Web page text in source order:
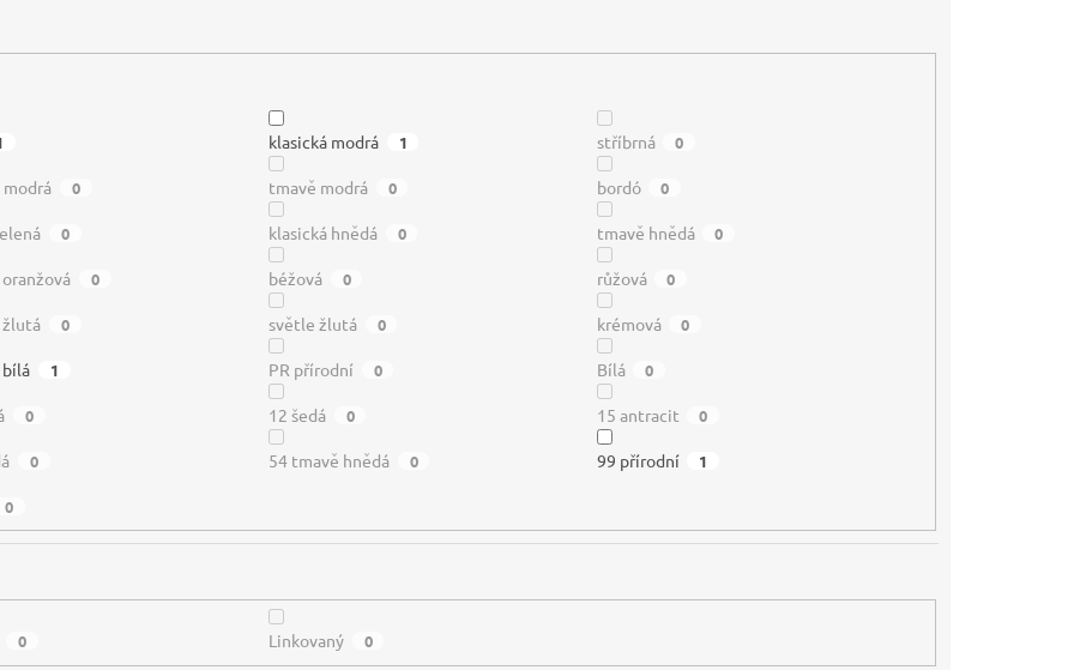
klasická modrá 1 stříbrná 0
modrá 0 tmavě modrá 0 bordó 0
0 klasická hnědá 0 tmavě hnědá 0
0 béžová 0 růžová 0
žlutá 0 světle žlutá 0 krémová 0
bílá 1 PR přírodní 0 Bílá 0
0 12 šedá 0 15 antracit 0
0 54 tmavě hnědá 0 99 přírodní 1
0
0 Linkovaný 0